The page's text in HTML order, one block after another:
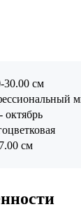
30.00 см
см